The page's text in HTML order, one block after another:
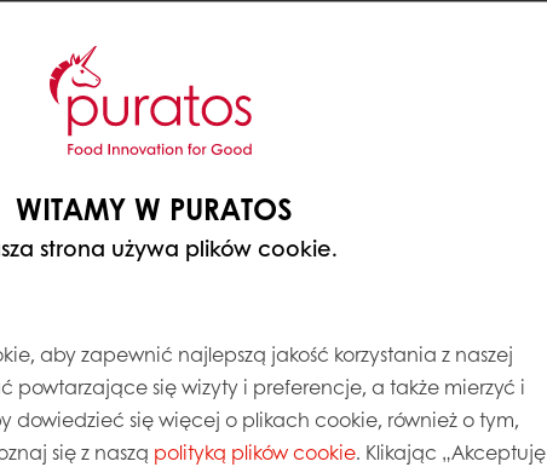
WITAMY W PURATOS
strona używa plików cookie.
aby zapewnić najlepszą jakość korzystania z naszej
powtarzające się wizyty i preferencje, a także mierzyć i
dowiedzieć się więcej o plikach cookie, również o tym,
się z naszą polityką plików cookie. Klikając „Akceptuję